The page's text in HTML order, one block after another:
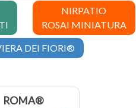
NIRPATIO
ROSAI MINIATURA
DEI FIORI®
ROMA®